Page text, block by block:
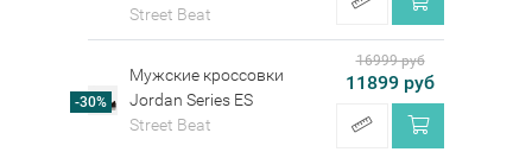
Street Beat
-30%
Мужские кроссовки
Jordan Series ES
Street Beat
16999 руб
11899 руб